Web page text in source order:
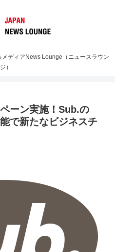
ディアNews Lounge（ニュースラウン
ジ）
ーン実施！Sub.の
で新たなビジネスチ